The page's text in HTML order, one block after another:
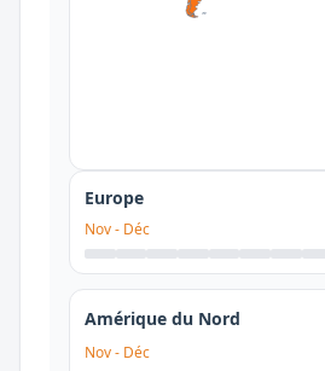
Europe
Nov- Déc
Amérique du Nord
Nov- Déc